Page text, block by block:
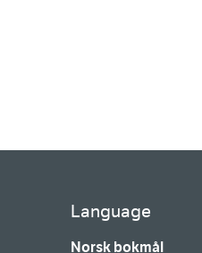
Language
Norsk bokmål